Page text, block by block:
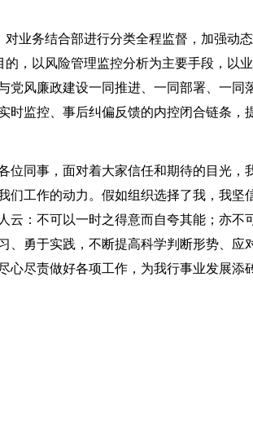
业务结合部进行分类全程监督，加强动
，以风险管理监控分析为主要手段，以
党风廉政建设一同推进、一同部署、一同
时监控、事后纠偏反馈的内控闭合链条，
位同事，面对着大家信任和期待的目光，
们工作的动力。假如组织选择了我，我坚
云：不可以一时之得意而自夸其能；亦不
、勇于实践，不断提高科学判断形势、应
心尽责做好各项工作，为我行事业发展添